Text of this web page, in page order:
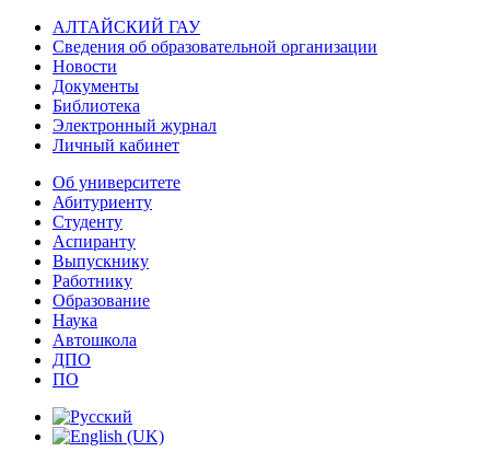
АЛТАЙСКИЙ ГАУ
Сведения об образовательной организации
Новости
Документы
Библиотека
Электронный журнал
Личный кабинет
Об университете
Абитуриенту
Студенту
Аспиранту
Выпускнику
Работнику
Образование
Наука
Автошкола
ДПО
ПО